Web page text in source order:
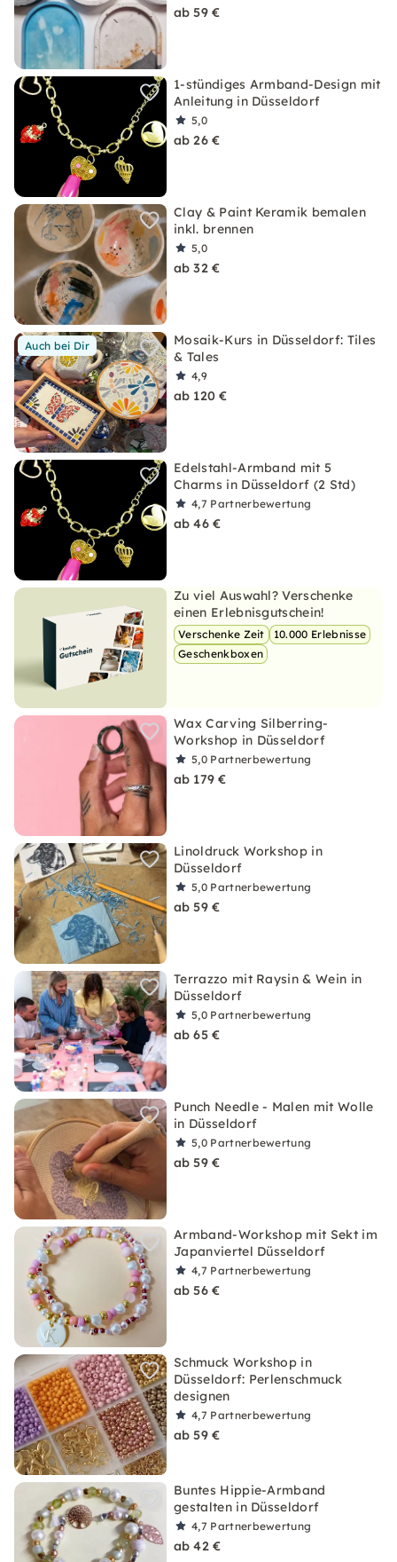
ab 59 €
1-stündiges Armband-Design mit
Anleitung in Düsseldorf
5,0
ab 26 €
Clay & Paint Keramik bemalen
inkl. brennen
5,0
ab 32 €
Auch bei Dir
Mosaik-Kurs in Düsseldorf: Tiles
& Tales
4,9
ab 120 €
Edelstahl-Armband mit 5
Charms in Düsseldorf (2 Std)
4,7 Partnerbewertung
ab 46 €
Zu viel Auswahl? Verschenke
einen Erlebnisgutschein!
Verschenke Zeit
10.000 Erlebnisse
Geschenkboxen
Wax Carving Silberring-
Workshop in Düsseldorf
5,0 Partnerbewertung
ab 179 €
Linoldruck Workshop in
Düsseldorf
5,0 Partnerbewertung
ab 59 €
Terrazzo mit Raysin & Wein in
Düsseldorf
5,0 Partnerbewertung
ab 65 €
Punch Needle - Malen mit Wolle
in Düsseldorf
5,0 Partnerbewertung
ab 59 €
Armband-Workshop mit Sekt im
Japanviertel Düsseldorf
4,7 Partnerbewertung
ab 56 €
Schmuck Workshop in
Düsseldorf: Perlenschmuck
designen
4,7 Partnerbewertung
ab 59 €
Buntes Hippie-Armband
gestalten in Düsseldorf
4,7 Partnerbewertung
ab 42 €